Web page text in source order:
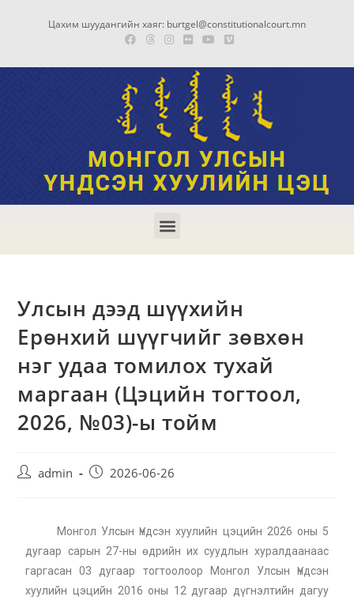
Цахим шуудангийн хаяг: burtgel@constitutionalcourt.mn
Улсын дээд шүүхийн
Ерөнхий шүүгчийг зөвхөн
нэг удаа томилох тухай
маргаан (Цэцийн тогтоол,
2026, №03)-ы тойм
admin 2026-06-26
Монгол Улсын Үндсэн хуулийн цэцийн 2026 оны 5
дугаар сарын 27-ны өдрийн их суудлын хуралдаанаас
гаргасан 03 дугаар тогтоолоор Монгол Улсын Үндсэн
хуулийн цэцийн 2016 оны 12 дугаар дүгнэлтийн дагуу